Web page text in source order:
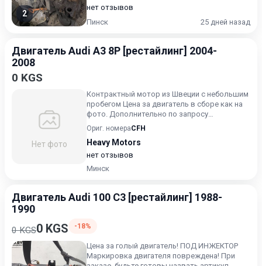
2
нет отзывов
Пинск
25 дней назад
Двигатель Audi A3 8P [рестайлинг] 2004-
2008
0 KGS
Нет фото
Контрактный мотор из Швеции с небольшим
пробегом Цена за двигатель в сборе как на
фото. Дополнительно по запросу
предоставлю любое фото и ви...
Ориг. номераCFH
Heavy Motors
нет отзывов
Минск
Двигатель Audi 100 С3 [рестайлинг] 1988-
1990
0 KGS0 KGS -18%
Цена за голый двигатель! ПОД ИНЖЕКТОР
Маркировка двигателя повреждена! При